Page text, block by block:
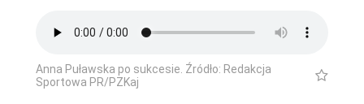
Anna Puławska po sukcesie. Źródło: Redakcja
Sportowa PR/PZKaj